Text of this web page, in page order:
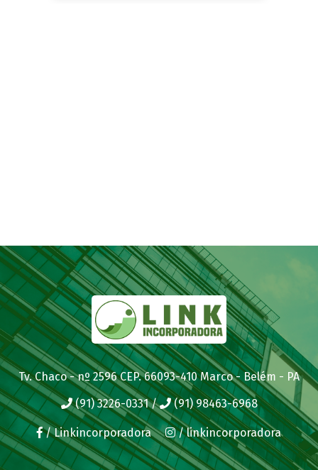
Tv. Chaco - nº 2596 CEP. 66093-410 Marco - Belém - PA
(91) 3226-0331/ (91) 98463-6968
/ Linkincorporadora / linkincorporadora